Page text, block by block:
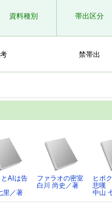
資料種別 帯出区分
禁帯出
AIは告
里／著
ファラオの密室
白川 尚史／著
ヒポ
悲嘆
中山